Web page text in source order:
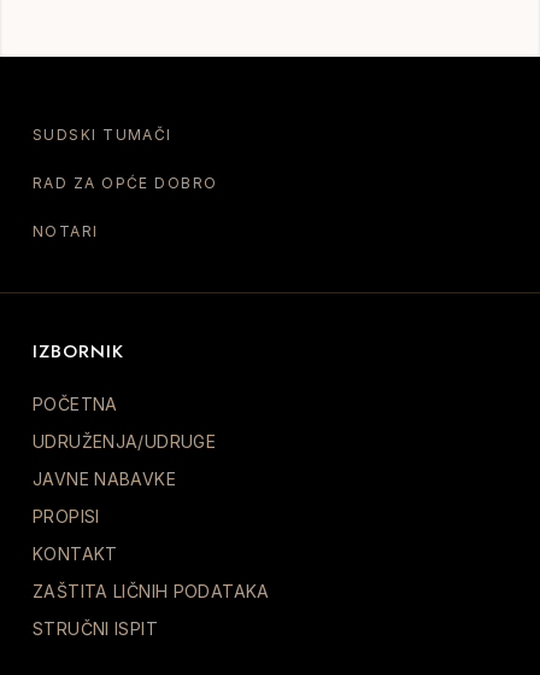
SUDSKI TUMAČI
RAD ZA OPĆE DOBRO
NOTARI
IZBORNIK
POČETNA
UDRUŽENJA/UDRUGE
JAVNE NABAVKE
PROPISI
KONTAKT
ZAŠTITA LIČNIH PODATAKA
STRUČNI ISPIT